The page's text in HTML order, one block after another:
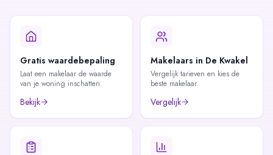
Gratis waardebepaling
Laat een makelaar de waarde
van je woning inschatten.
Bekijk
Makelaars in De Kwakel
Vergelijk tarieven en kies de
beste makelaar.
Vergelijk